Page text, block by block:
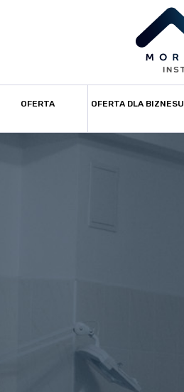
OFERTA OFERTA DLA BIZNESU